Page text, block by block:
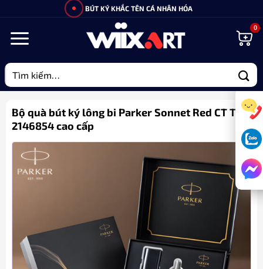
nội
BÚT KÝ KHẮC TÊN CÁ NHÂN HÓA
Tìm
kiếm:
Bộ quà bút ký lông bi Parker Sonnet Red CT TB-
2146854 cao cấp